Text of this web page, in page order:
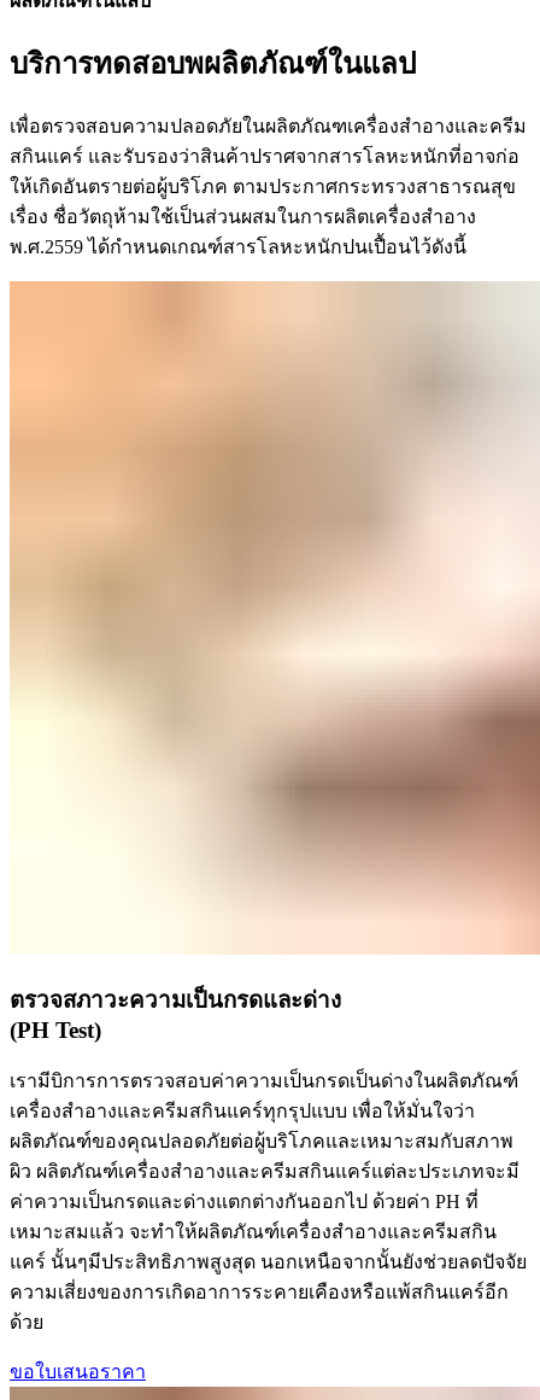
บริการทดสอบพผลิตภัณฑ์ในแลป
เพื่อตรวจสอบความปลอดภัยในผลิตภัณฑเครื่องสำอางและครีม
สกินแคร์ และรับรองว่าสินค้าปราศจากสารโลหะหนักที่อาจก่อ
ให้เกิดอันตรายต่อผู้บริโภค ตามประกาศกระทรวงสาธารณสุข
เรื่อง ชื่อวัตถุห้ามใช้เป็นส่วนผสมในการผลิตเครื่องสำอาง
พ.ศ.2559 ได้กำหนดเกณฑ์สารโลหะหนักปนเปื้อนไว้ดังนี้
ตรวจสภาวะความเป็นกรดและด่าง
(PH Test)
เรามีบิการการตรวจสอบค่าความเป็นกรดเป็นด่างในผลิตภัณฑ์
เครื่องสำอางและครีมสกินแคร์ทุกรุปแบบ เพื่อให้มั่นใจว่า
ผลิตภัณฑ์ของคุณปลอดภัยต่อผู้บริโภคและเหมาะสมกับสภาพ
ผิว ผลิตภัณฑ์เครื่องสำอางและครีมสกินแคร์แต่ละประเภทจะมี
ค่าความเป็นกรดและด่างแตกต่างกันออกไป ด้วยค่า PH ที่
เหมาะสมแล้ว จะทำให้ผลิตภัณฑ์เครื่องสำอางและครีมสกิน
แคร์ นั้นๆมีประสิทธิภาพสูงสุด นอกเหนือจากนั้นยังช่วยลดปัจจัย
ความเสี่ยงของการเกิดอาการระคายเคืองหรือแพ้สกินแคร์อีก
ด้วย
ขอใบเสนอราคา